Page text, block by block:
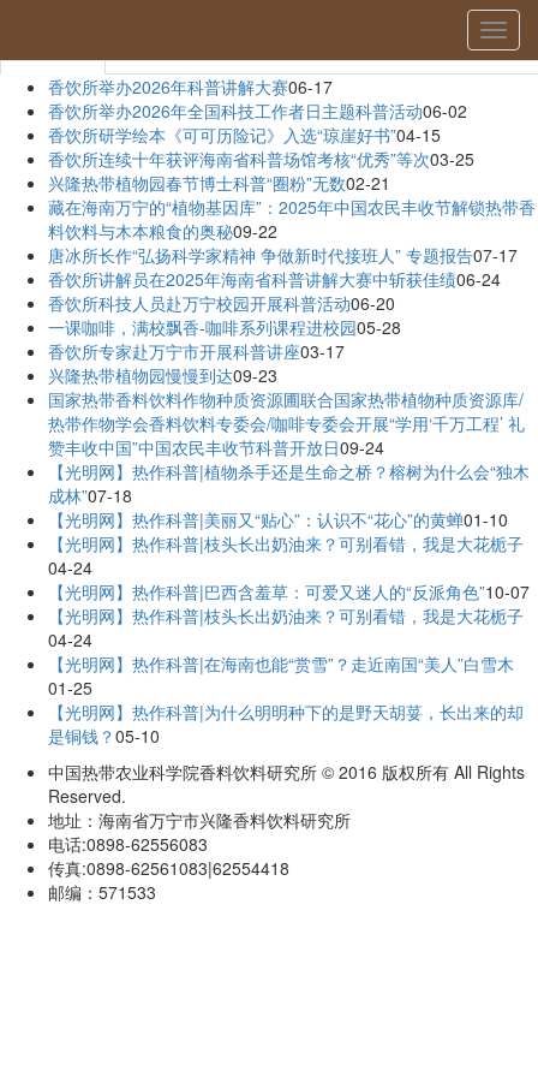
切
换
导
香饮所举办2026年科普讲解大赛06-17
香饮所举办2026年全国科技工作者日主题科普活动06-02
香饮所研学绘本《可可历险记》入选“琼崖好书”04-15
香饮所连续十年获评海南省科普场馆考核“优秀”等次03-25
兴隆热带植物园春节博士科普“圈粉”无数02-21
藏在海南万宁的“植物基因库”：2025年中国农民丰收节解锁热带香
料饮料与木本粮食的奥秘09-22
唐冰所长作“弘扬科学家精神 争做新时代接班人” 专题报告07-17
香饮所讲解员在2025年海南省科普讲解大赛中斩获佳绩06-24
香饮所科技人员赴万宁校园开展科普活动06-20
一课咖啡，满校飘香-咖啡系列课程进校园05-28
香饮所专家赴万宁市开展科普讲座03-17
兴隆热带植物园慢慢到达09-23
国家热带香料饮料作物种质资源圃联合国家热带植物种质资源库/
热带作物学会香料饮料专委会/咖啡专委会开展“学用‘千万工程’ 礼
赞丰收中国”中国农民丰收节科普开放日09-24
【光明网】热作科普|植物杀手还是生命之桥？榕树为什么会“独木
成林”07-18
【光明网】热作科普|美丽又“贴心”：认识不“花心”的黄蝉01-10
【光明网】热作科普|枝头长出奶油来？可别看错，我是大花栀子
04-24
【光明网】热作科普|巴西含羞草：可爱又迷人的“反派角色”10-07
【光明网】热作科普|枝头长出奶油来？可别看错，我是大花栀子
04-24
【光明网】热作科普|在海南也能“赏雪”？走近南国“美人”白雪木
01-25
【光明网】热作科普|为什么明明种下的是野天胡荽，长出来的却
是铜钱？05-10
中国热带农业科学院香料饮料研究所 © 2016 版权所有 All Rights
Reserved.
地址：海南省万宁市兴隆香料饮料研究所
电话:0898-62556083
传真:0898-62561083|62554418
邮编：571533